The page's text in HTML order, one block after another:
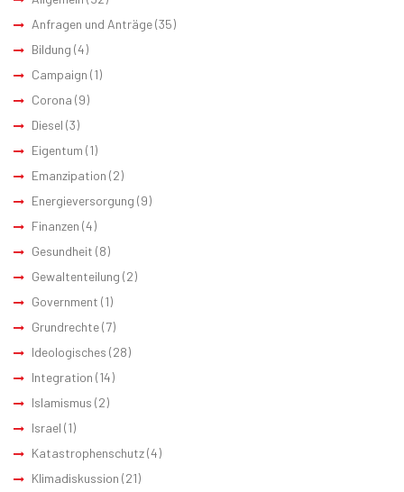
Anfragen und Anträge(35)
Bildung (4)
Campaign (1)
Corona (9)
Diesel (3)
Eigentum (1)
Emanzipation (2)
Energieversorgung (9)
Finanzen (4)
Gesundheit (8)
Gewaltenteilung (2)
Government (1)
Grundrechte(7)
Ideologisches (28)
Integration (14)
Islamismus (2)
Israel (1)
Katastrophenschutz(4)
Klimadiskussion (21)